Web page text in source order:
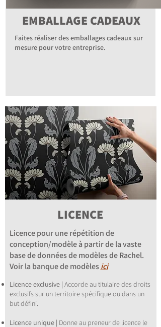
EMBALLAGE CADEAUX
Faites réaliser des emballages cadeaux sur
mesure pour votre entreprise.
LICENCE
Licence pour une répétition de
conception/modèle à partir de la vaste
base de données de modèles de Rachel.
Voir la banque de modèlesici
Licence exclusive | Accorde au titulaire des droits
exclusifs sur un territoire spécifique ou dans un
but défini.
Licence unique | Donne au preneur de licence le